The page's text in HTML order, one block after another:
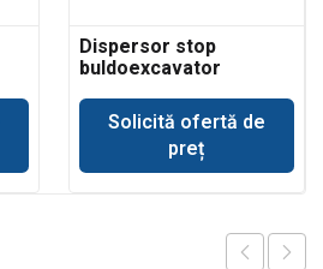
Dispersor stop
buldoexcavator
Solicită ofertă de
preț